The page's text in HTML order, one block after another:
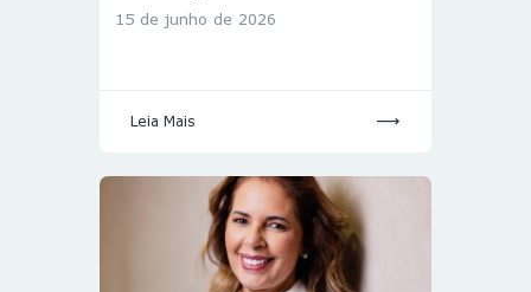
15 de junho de 2026
Leia Mais